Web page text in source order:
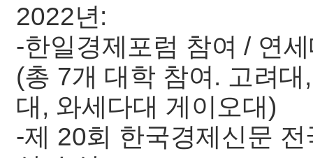
2022년:
-한일경제포럼 참여 / 연
(총 7개 대학 참여. 고려
대, 와세다대 게이오대)
-제 20회 한국경제신문